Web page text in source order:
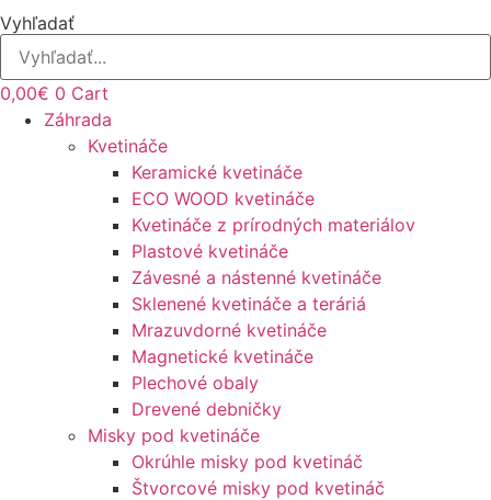
Vyhľadať
0,00€ 0 Cart
Záhrada
Kvetináče
Keramické kvetináče
ECO WOOD kvetináče
Kvetináče z prírodných materiálov
Plastové kvetináče
Závesné a nástenné kvetináče
Sklenené kvetináče a teráriá
Mrazuvdorné kvetináče
Magnetické kvetináče
Plechové obaly
Drevené debničky
Misky pod kvetináče
Okrúhle misky pod kvetináč
Štvorcové misky pod kvetináč